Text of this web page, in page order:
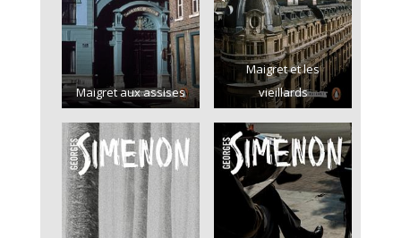
Maigret aux assises
Maigret et les
vieillards